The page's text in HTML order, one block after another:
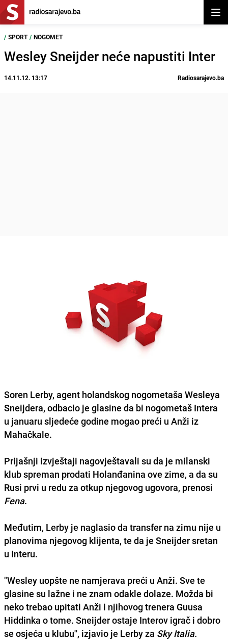
/ SPORT / NOGOMET
Wesley Sneijder neće napustiti Inter
14.11.12. 13:17 Radiosarajevo.ba
Soren Lerby, agent holandskog nogometaša Wesleya
Sneijdera, odbacio je glasine da bi nogometaš Intera
u januaru sljedeće godine mogao preći u Anži iz
Mahačkale.
Prijašnji izvještaji nagovještavali su da je milanski
klub spreman prodati Holanđanina ove zime, a da su
Rusi prvi u redu za otkup njegovog ugovora, prenosi
Fena.
Međutim, Lerby je naglasio da transfer na zimu nije u
planovima njegovog klijenta, te da je Sneijder sretan
u Interu.
"Wesley uopšte ne namjerava preći u Anži. Sve te
glasine su lažne i ne znam odakle dolaze. Možda bi
neko trebao upitati Anži i njihovog trenera Guusa
Hiddinka o tome. Sneijder ostaje Interov igrač i dobro
se osjeća u klubu'', izjavio je Lerby za Sky Italia.